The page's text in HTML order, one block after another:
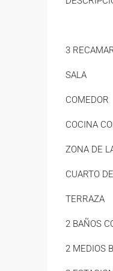
3
SALA
COMEDOR
COCINA
ZONA DE
CUARTO
TERRAZA
2 BAÑOS
2 MEDIOS